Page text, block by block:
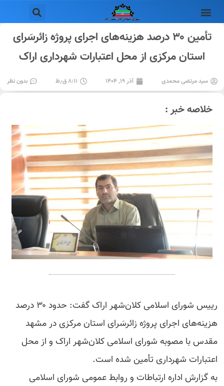
تأمین ۳۰ درصد هزینه‌های اجرای پروژه زائرسَرای
استان مرکزی از محل اعتبارات شهرداری اراک
سید مرتضی محمدی آذر ۱۹, ۱۴۰۴ ۸:۱۱ ق٫ظ بدون نظر
خلاصه خبر :
رییس شورای اسلامی کلان‌شهر اراک گفت: حدود ۳۰ درصد
هزینه‌های اجرای پروژه زائرسَرای استان مرکزی در مشهد
مقدس با مصوبه شورای اسلامی کلان‌شهر اراک و از محل
اعتبارات شهرداری تأمین شده است.
به گزارش اداره ارتباطات و روابط عمومی شورای اسلامی